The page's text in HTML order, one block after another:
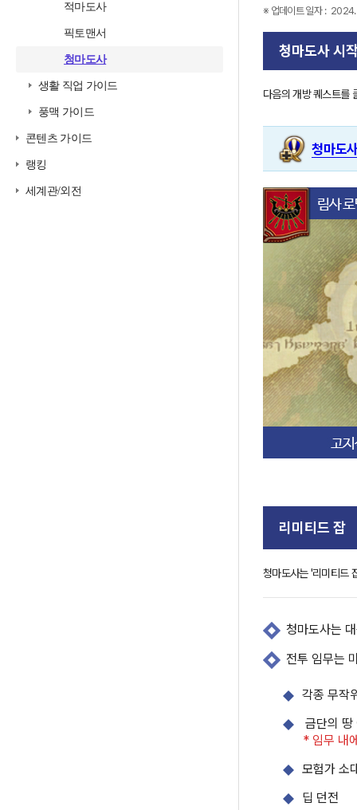
적마도사
픽토맨서
청마도사
생활 직업 가이드
풍맥 가이드
콘텐츠 가이드
랭킹
세계관/외전
※ 업데이트 일자 : 2024.
청마도사 시
다음의 개방 퀘스트를
청마도
리미티드 잡
청마도사는 '리미티드
청마도사는
전투 임무는
각종 무작
금단의 땅
* 임무 내
모험가 소
딥 던전